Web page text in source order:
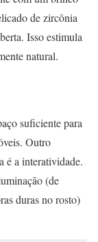
de zircônia
Isso estimula
natural.
suficiente para
Outro
é a interatividade.
(de
duras no rosto)